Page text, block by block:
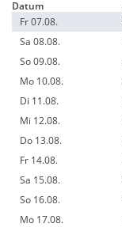
Datum
Fr 07.08.
Sa 08.08.
So 09.08.
Mo 10.08.
Di 11.08.
Mi 12.08.
Do 13.08.
Fr 14.08.
Sa 15.08.
So 16.08.
Mo 17.08.